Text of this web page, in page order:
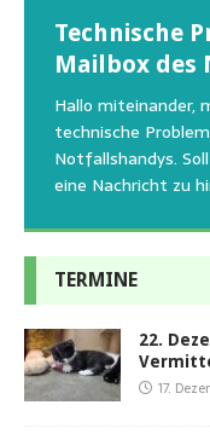
Technische
Mailbox
Hallo miteinander,
technische
Notfallshandys.
eine Nachricht zu
Beginn der
Aus aktuellem
Tierschutzinitiative
den letzten 20
oder[…]
22.08.2026
Wir bitten um
Sommerfest das
geschlossen
emotionalen
Regelmäßig
uns am Besten
die gesteigerten
und[…]
TERMINE
22.
17.